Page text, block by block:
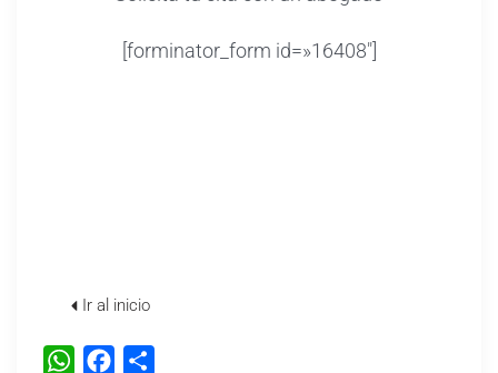
[forminator_form id=»16408″]
Ir al inicio
WhatsAppFacebook